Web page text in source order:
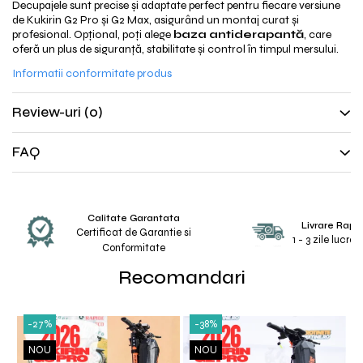
Unelte & truse
Adezivi & pastă termoconductoare
Rulouri de nichel
Tuburi termocontractabile
Șuruburi / kituri prindere
Publicitate & elemente expo
Decupajele sunt precise și adaptate perfect pentru fiecare versiune
de Kukirin G2 Pro și G2 Max, asigurând un montaj curat și
profesional. Opțional, poți alege baza antiderapantă, care
oferă un plus de siguranță, stabilitate și control în timpul mersului.
Informatii conformitate produs
Review-uri (0)
FAQ
Calitate Garantata
Certificat de Garantie si
Conformitate
Livrare
1 - 3 zile
Recomandari
-27%
NOU
-38%
NOU